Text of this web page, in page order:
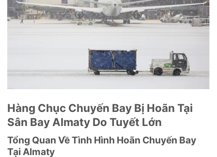
Hàng Chục Chuyến Bay Bị Hoãn Tại
Sân Bay Almaty Do Tuyết Lớn
Tổng Quan Về Tình Hình Hoãn Chuyến Bay
Tại Almaty